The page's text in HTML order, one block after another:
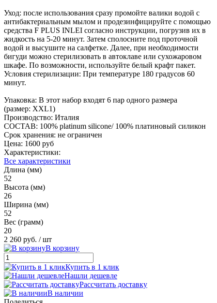
Уход: после использования сразу промойте валики водой с
антибактериальным мылом и продезинфицируйте с помощью
средства F PLUS INLEI согласно инструкции, погрузив их в
жидкость на 5-20 минут. Затем сполосните под проточной
водой и высушите на салфетке. Далее, при необходимости
бигуди можно стерилизовать в автоклаве или сухожаровом
шкафе. По возможности, используйте белый крафт пакет.
Условия стерилизации: При температуре 180 градусов 60
минут.
Упаковка: В этот набор входят 6 пар одного размера
(размер: XXL1)
Производство: Италия
СОСТАВ: 100% platinum silicone/ 100% платиновый силикон
Срок хранения: не ограничен
Цена: 1600 руб
Характеристики:
Все характеристики
Длина (мм)
52
Высота (мм)
26
Ширина (мм)
52
Вес (грамм)
20
2 260 руб. / шт
В корзину
Купить в 1 клик
Нашли дешевле
Рассчитать доставку
В наличии